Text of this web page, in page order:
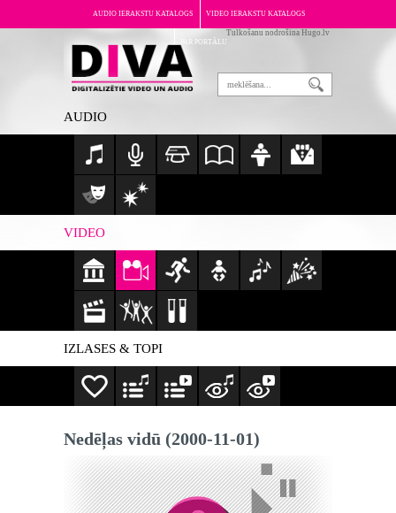
AUDIO IERAKSTU KATALOGS VIDEO IERAKSTU KATALOGS
PAR PORTĀLU
Tulkošanu nodrošina Hugo.lv
AUDIO
VIDEO
IZLASES & TOPI
Nedēļas vidū (2000-11-01)